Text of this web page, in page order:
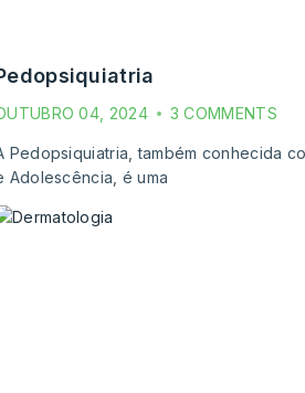
pedopsiquiatria
04, 2024 3 COMMENTS
Pedopsiquiatria, também conhecida
Adolescência, é uma